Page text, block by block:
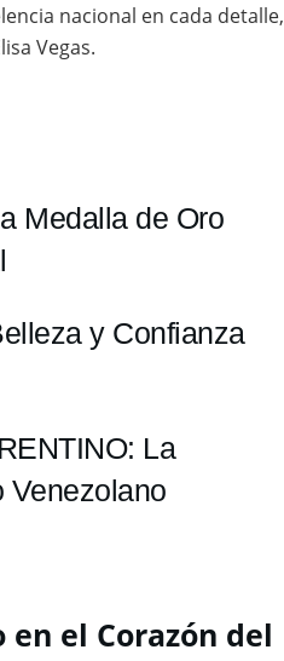
nacional en cada detalle,
Vegas.
Medalla de Oro
y Confianza
La
Venezolano
en el Corazón del